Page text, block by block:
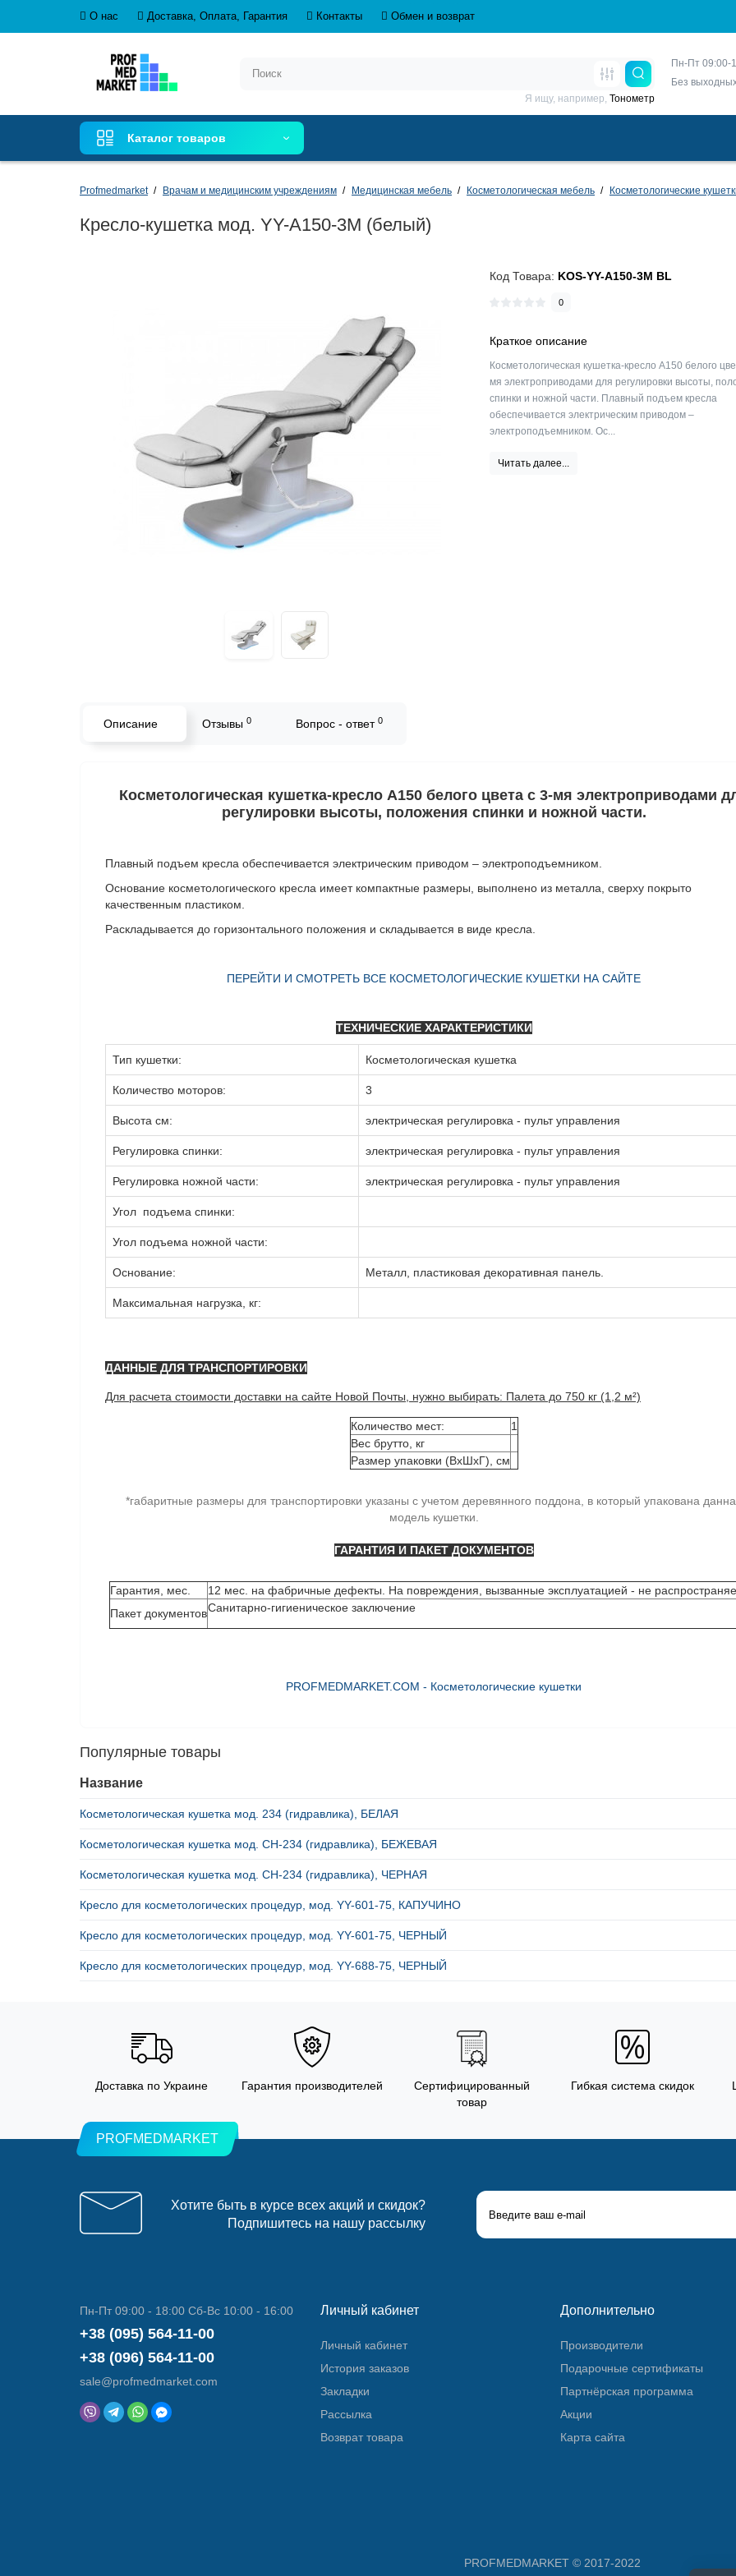
О нас Доставка, Оплата, Гарантия Контакты Обмен и возврат
Пн-Пт 09:00-
Без
Я ищу, например, Тонометр
Каталог товаров
Profmedmarket Врачам и медицинским учреждениям Медицинская мебель Косметологическая мебель Косметологические
Кресло-кушетка мод. YY-А150-3М (белый)
Код Товара: KOS-YY-А150-3М BL
0
Краткое описание
Косметологическая кушетка-кресло А150 белого
мя электроприводами для регулировки высоты,
спинки и ножной части. Плавный подъем кресла
обеспечивается электрическим приводом –
электроподъемником. Ос...
Читать далее...
Описание Отзывы 0 Вопрос - ответ 0
Косметологическая кушетка-кресло А150 белого цвета с 3-мя электроприводами
регулировки высоты, положения спинки и ножной части.
Плавный подъем кресла обеспечивается электрическим приводом – электроподъемником.
Основание косметологического кресла имеет компактные размеры, выполнено из металла, сверху покрыто
качественным пластиком.
Раскладывается до горизонтального положения и складывается в виде кресла.
ПЕРЕЙТИ И СМОТРЕТЬ ВСЕ КОСМЕТОЛОГИЧЕСКИЕ КУШЕТКИ НА САЙТЕ
ТЕХНИЧЕСКИЕ ХАРАКТЕРИСТИКИ
Тип кушетки: Косметологическая кушетка
Количество моторов: 3
Высота см: электрическая регулировка - пульт управления
Регулировка спинки: электрическая регулировка - пульт управления
Регулировка ножной части: электрическая регулировка - пульт управления
Угол подъема спинки:
Угол подъема ножной части:
Основание: Металл, пластиковая декоративная панель.
Максимальная нагрузка, кг:
ДАННЫЕ ДЛЯ ТРАНСПОРТИРОВКИ
Для расчета стоимости доставки на сайте Новой Почты, нужно выбирать: Палета до 750 кг (1,2 м²)
Количество мест:
1
Вес брутто, кг
Размер упаковки (ВхШхГ), см
*габаритные размеры для транспортировки указаны с учетом деревянного поддона, в который упакована
модель кушетки.
ГАРАНТИЯ И ПАКЕТ ДОКУМЕНТОВ
Гарантия, мес.
12 мес. на фабричные дефекты. На повреждения, вызванные эксплуатацией - не
Пакет документовСанитарно-гигиеническое заключение
PROFMEDMARKET.COM - Косметологические кушетки
Популярные товары
Название
Косметологическая кушетка мод. 234 (гидравлика), БЕЛАЯ
Косметологическая кушетка мод. CH-234 (гидравлика), БЕЖЕВАЯ
Косметологическая кушетка мод. CH-234 (гидравлика), ЧЕРНАЯ
Кресло для коcметологических процедур, мод. YY-601-75, КАПУЧИНО
Кресло для коcметологических процедур, мод. YY-601-75, ЧЕРНЫЙ
Кресло для коcметологических процедур, мод. YY-688-75, ЧЕРНЫЙ
Доставка по Украине Гарантия производителей
Сертифицированный
товар
Гибкая система скидок
PROFMEDMARKET
Хотите быть в курсе всех акций и скидок?
Подпишитесь на нашу рассылку
Пн-Пт 09:00 - 18:00 Сб-Вс 10:00 - 16:00
+38 (095) 564-11-00
+38 (096) 564-11-00
sale@profmedmarket.com
Личный кабинет
Личный кабинет
История заказов
Закладки
Рассылка
Возврат товара
Дополнительно
Производители
Подарочные сертификаты
Партнёрская программа
Акции
Карта сайта
PROFMEDMARKET © 2017-2022